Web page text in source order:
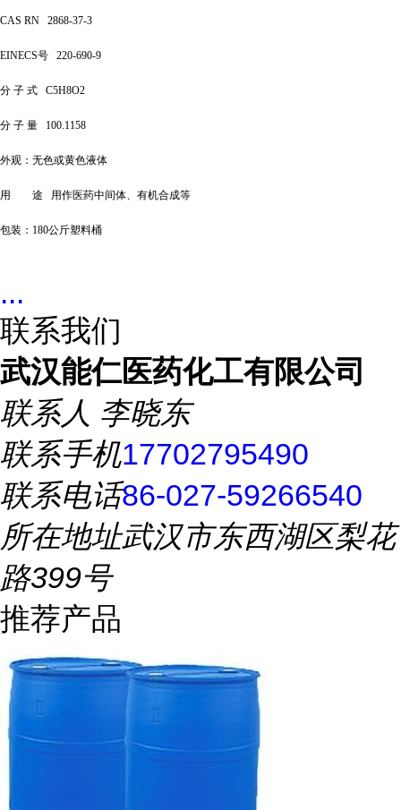
CAS RN 2868-37-3
EINECS号 220-690-9
分 子 式 C5H8O2
分 子 量 100.1158
外观 ：无色或黄色液体
用 途 用作医药中间体、有机合成等
包装： 180公斤塑料桶
...
联系我们
武汉能仁医药化工有限公司
联系人 李晓东
联系手机17702795490
联系电话86-027-59266540
所在地址武汉市东西湖区梨花
路399号
推荐产品